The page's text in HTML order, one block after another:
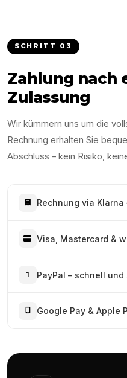
SCHRITT 03
Zahlung nach
Zulassung
Wir kümmern uns um die
Rechnung erhalten Sie
Abschluss – kein Risiko,
Rechnung via
Visa, Mastercard &
PayPal – schnell und
Google Pay & Apple